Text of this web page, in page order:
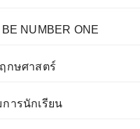
NUMBER ONE
กษศาสตร์
ารนักเรียน